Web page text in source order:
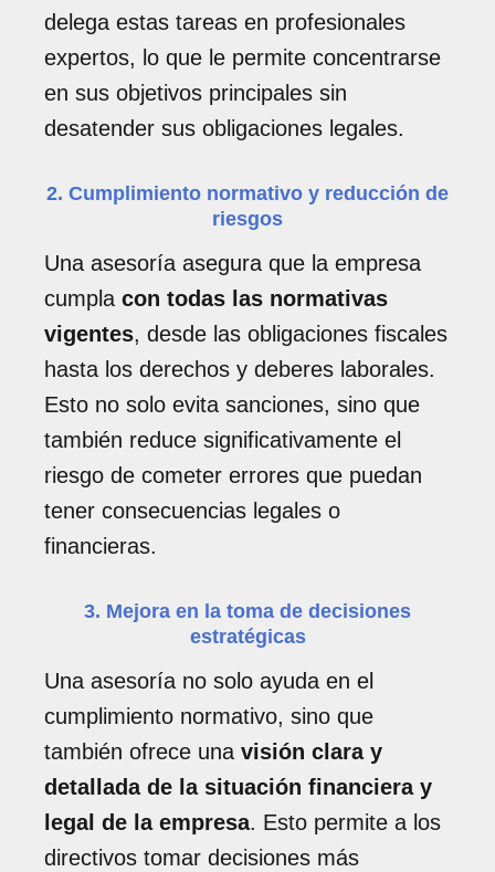
delega estas tareas en profesionales
expertos, lo que le permite concentrarse
en sus objetivos principales sin
desatender sus obligaciones legales.
2. Cumplimiento normativo y reducción de
riesgos
Una asesoría asegura que la empresa
cumpla con todas las normativas
vigentes, desde las obligaciones fiscales
hasta los derechos y deberes laborales.
Esto no solo evita sanciones, sino que
también reduce significativamente el
riesgo de cometer errores que puedan
tener consecuencias legales o
financieras.
3. Mejora en la toma de decisiones
estratégicas
Una asesoría no solo ayuda en el
cumplimiento normativo, sino que
también ofrece una visión clara y
detallada de la situación financiera y
legal de la empresa. Esto permite a los
directivos tomar decisiones más